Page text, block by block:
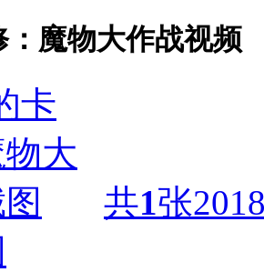
魔物大作战视频
共1张